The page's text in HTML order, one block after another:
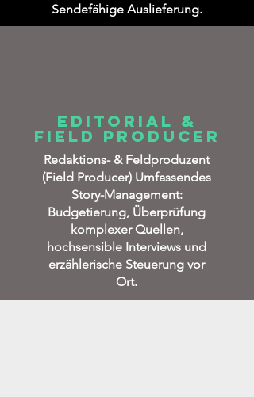
Sendefähige Auslieferung.
Editorial &
Field Producer
Redaktions- & Feldproduzent
(Field Producer) Umfassendes
Story-Management:
Budgetierung, Überprüfung
komplexer Quellen,
hochsensible Interviews und
erzählerische Steuerung vor
Ort.